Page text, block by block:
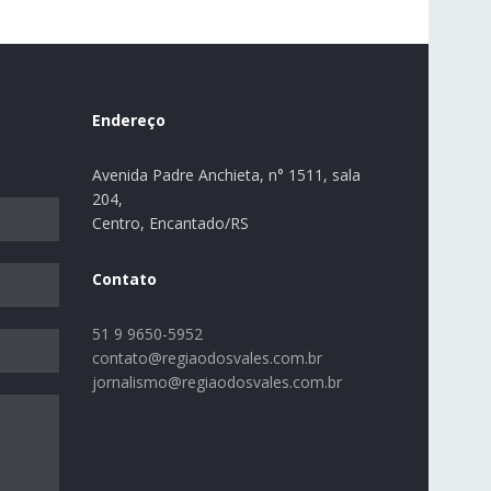
Endereço
Avenida Padre Anchieta, n° 1511, sala
204,
Centro, Encantado/RS
Contato
51 9 9650-5952
contato@regiaodosvales.com.br
jornalismo@regiaodosvales.com.br